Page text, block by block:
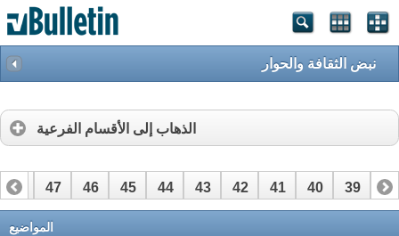
نبض الثقافة والحوار
الذهاب إلى الأقسام الفرعية
38
39
40
41
42
43
44
45
46
47
48
67
68
المواضيع